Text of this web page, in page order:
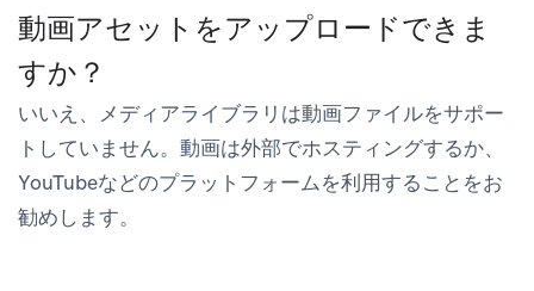
動画アセットをアップロードできま
すか？
いいえ、メディアライブラリは動画ファイルをサポー
トしていません。動画は外部でホスティングするか、
YouTubeなどのプラットフォームを利用することをお
勧めします。